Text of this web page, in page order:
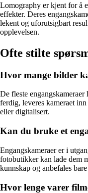
Lomography er kjent for å
effekter. Deres
lekent og uforutsigbart
opplevelsen.
Ofte stilte
Hvor mange bilder
De fleste
ferdig, leveres kameraet
eller digitalisert.
Kan du bruke et
Engangskameraer er i
fotobutikker kan lade dem
kunnskap og anbefales
Hvor lenge varer